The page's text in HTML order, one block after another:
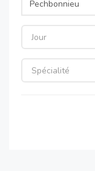
Jour
Spécialité